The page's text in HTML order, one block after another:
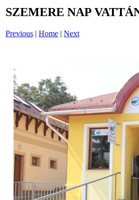
SZEMERE NAP
Previous | Home | Next